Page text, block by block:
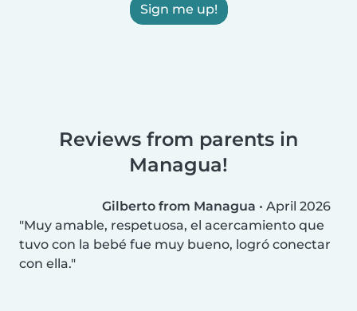
Sign me up!
Reviews from parents in
Managua!
Gilberto from Managua • April 2026
Muy amable, respetuosa, el acercamiento que
tuvo con la bebé fue muy bueno, logró conectar
con ella.